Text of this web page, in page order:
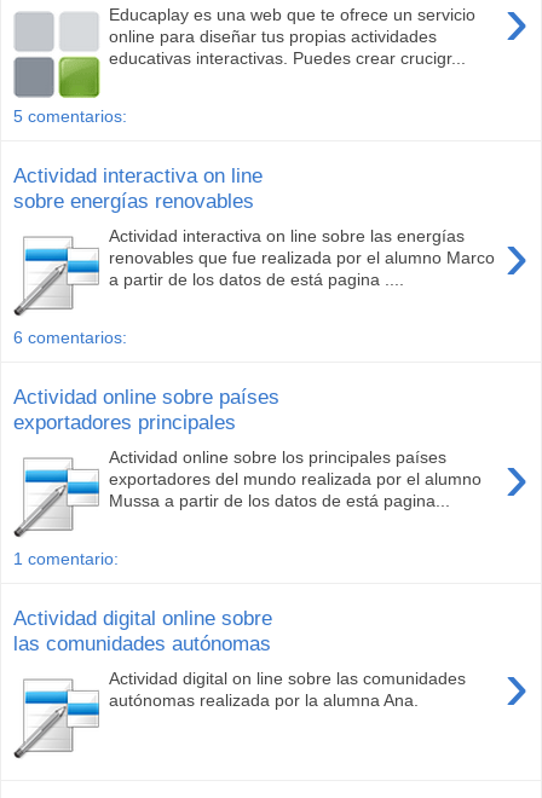
›
Educaplay es una web que te ofrece un servicio
online para diseñar tus propias actividades
educativas interactivas. Puedes crear crucigr...
5 comentarios:
Actividad interactiva on line
sobre energías renovables
›
Actividad interactiva on line sobre las energías
renovables que fue realizada por el alumno Marco
a partir de los datos de está pagina ....
6 comentarios:
Actividad online sobre países
exportadores principales
›
Actividad online sobre los principales países
exportadores del mundo realizada por el alumno
Mussa a partir de los datos de está pagina...
1 comentario:
Actividad digital online sobre
las comunidades autónomas
›
Actividad digital on line sobre las comunidades
autónomas realizada por la alumna Ana.